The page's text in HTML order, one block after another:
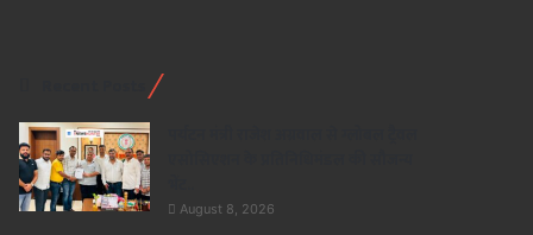
August 8, 2026